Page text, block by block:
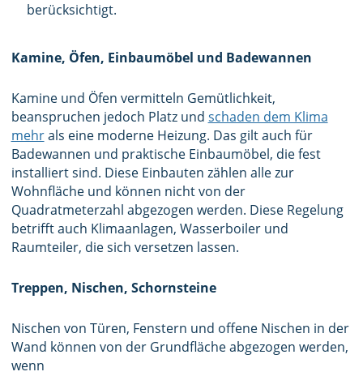
berücksichtigt.
Kamine, Öfen, Einbaumöbel und Badewannen
Kamine und Öfen vermitteln Gemütlichkeit,
beanspruchen jedoch Platz und schaden dem Klima
mehrals eine moderne Heizung. Das gilt auch für
Badewannen und praktische Einbaumöbel, die fest
installiert sind. Diese Einbauten zählen alle zur
Wohnfläche und können nicht von der
Quadratmeterzahl abgezogen werden. Diese Regelung
betrifft auch Klimaanlagen, Wasserboiler und
Raumteiler, die sich versetzen lassen.
Treppen, Nischen, Schornsteine
Nischen von Türen, Fenstern und offene Nischen in der
Wand können von der Grundfläche abgezogen werden,
wenn